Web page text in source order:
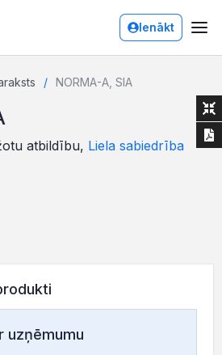
Ienākt
NORMA-A, SIA
atbildību, Liela sabiedrība
uzņēmumu